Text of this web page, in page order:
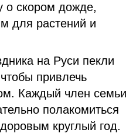
о скором дожде,
для растений и
на Руси пекли
привлечь
Каждый член семьи
полакомиться
круглый год.